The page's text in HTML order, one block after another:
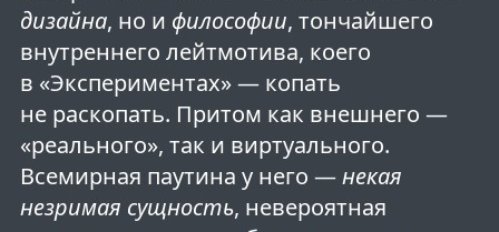
дизайна, но и философии, тончайшего
внутреннего лейтмотива, коего
в «Экспериментах» — копать
не раскопать. Притом как внешнего —
«реального», так и виртуального.
Всемирная паутина у него —некая
незримая сущность, невероятная